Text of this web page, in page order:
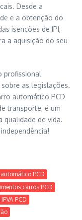
Desde a
e a obtenção do
isenções de IPI,
a aquisição do seu
profissional
as legislações.
automático PCD
transporte; é um
qualidade de vida.
PCD
carros PCD
PCD